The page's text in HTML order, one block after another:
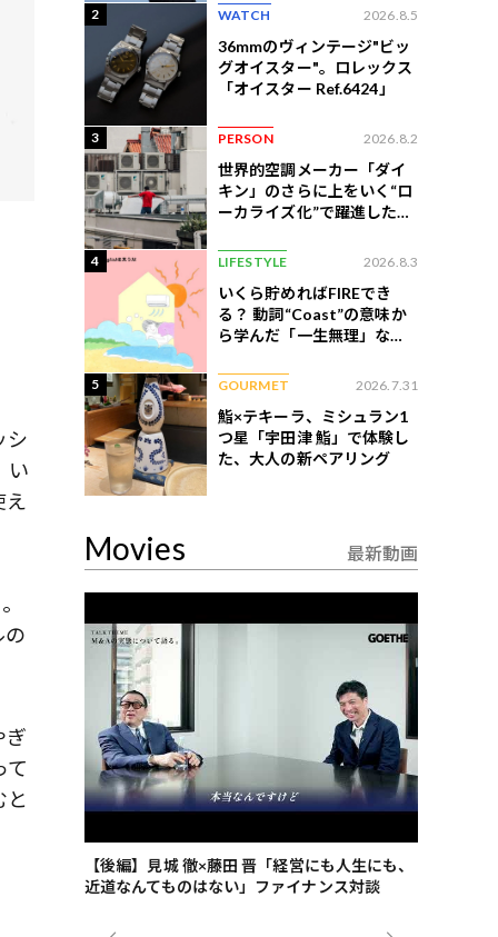
シ
い
え
の
ぎ
て
と
2 WATCH 2026.8.5
36mmのヴィンテージ"ビッ
グオイスター"。ロレックス
「オイスター Ref.6424」
3 PERSON 2026.8.2
世界的空調メーカー「ダイ
キン」のさらに上をいく“ロ
ーカライズ化”で躍進したイ
4 LIFESTYLE 2026.8.3
いくら貯めればFIREでき
る？ 動詞“Coast”の意味か
ら学んだ「一生無理」な切
5 GOURMET 2026.7.31
鮨×テキーラ、ミシュラン1
つ星「宇田津 鮨」で体験し
た、大人の新ペアリング
Movies 最新動画
【後編】見城 徹×藤田 晋「経営にも人生にも、
近道なんてものはない」ファイナンス対談